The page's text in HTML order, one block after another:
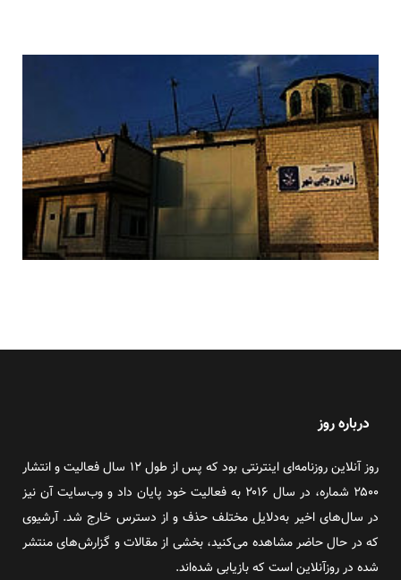
درباره روز
روز آنلاین روزنامه‌ای اینترنتی بود که پس از طول ۱۲ سال فعالیت و انتشار
۲۵۰۰ شماره، در سال ۲۰۱۶ به فعالیت خود پایان داد و وب‌سایت آن نیز
در سال‌های اخیر به‌دلایل مختلف حذف و از دسترس خارج شد. آرشیوی
که در حال حاضر مشاهده می‌کنید، بخشی از مقالات و گزارش‌های منتشر
شده در روزآنلاین است که بازیابی شده‌اند.